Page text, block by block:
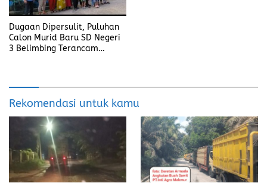
Dugaan Dipersulit, Puluhan
Calon Murid Baru SD Negeri
3 Belimbing Terancam
Rekomendasi untuk kamu